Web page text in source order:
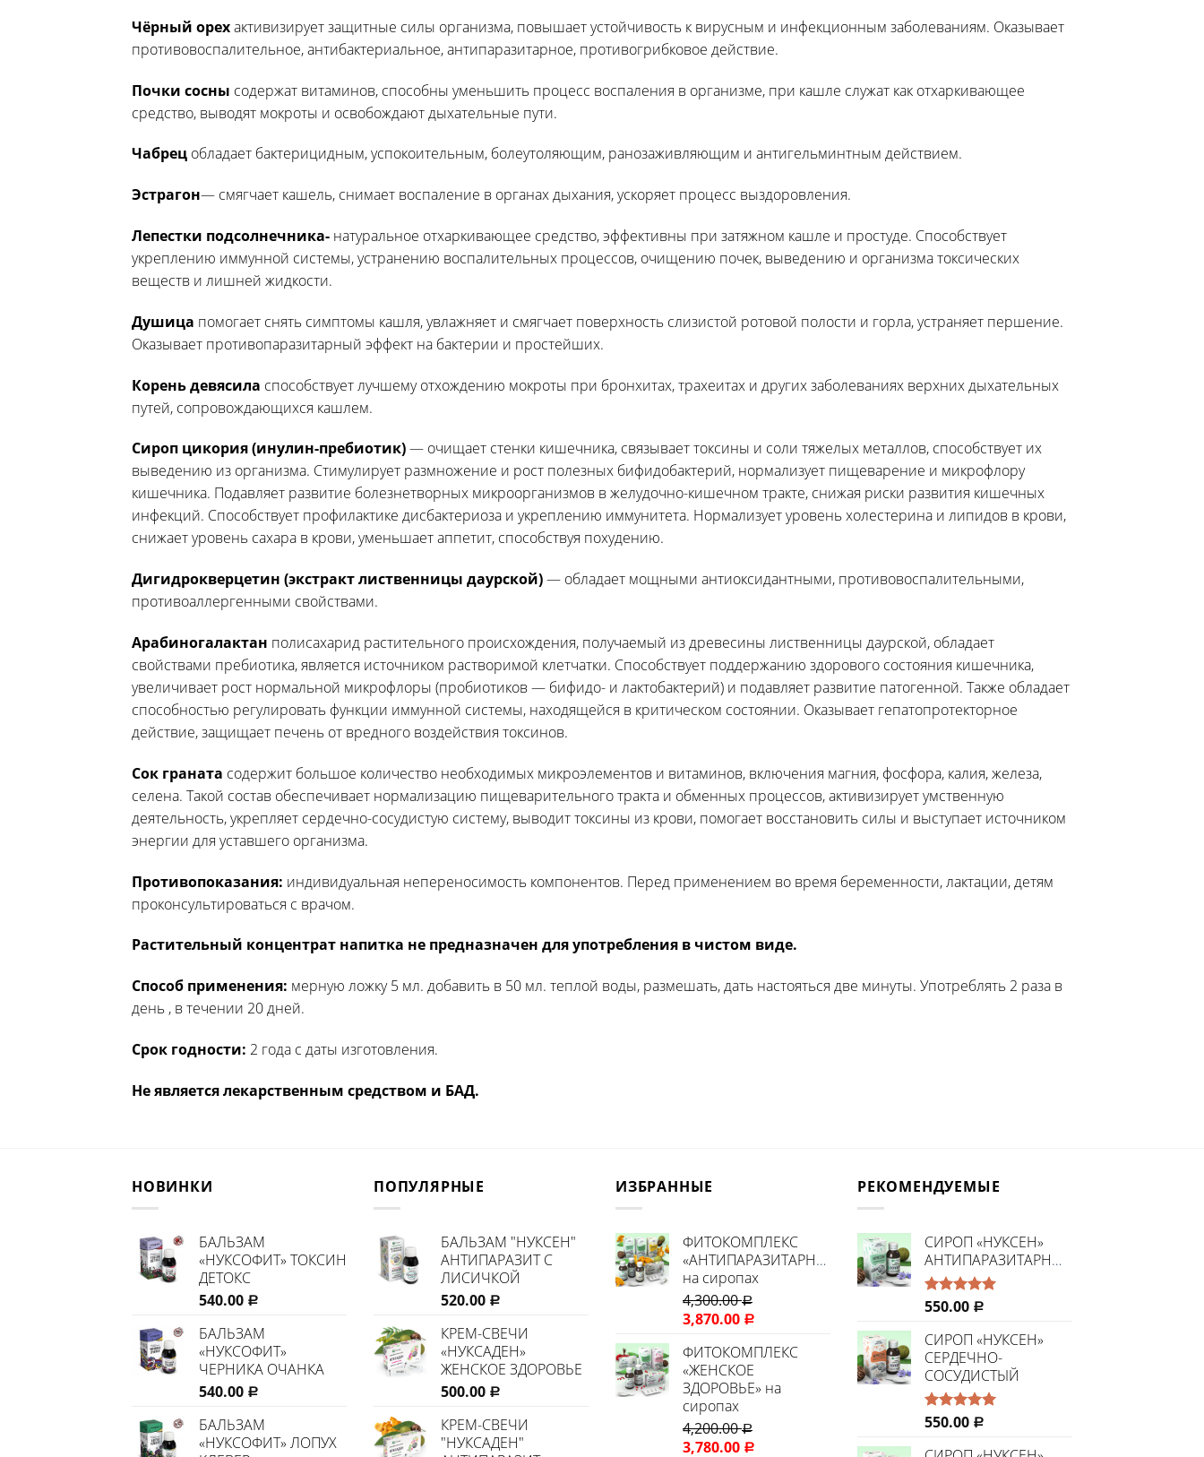
Чёрный орехактивизирует защитные силы организма, повышает устойчивость к вирусным и инфекционным заболеваниям. Оказывает
противовоспалительное, антибактериальное, антипаразитарное, противогрибковое действие.
Почки сосны содержат витаминов, способны уменьшить процесс воспаления в организме, при кашле служат как отхаркивающее
средство, выводят мокроты и освобождают дыхательные пути.
Чабрец обладает бактерицидным, успокоительным, болеутоляющим, ранозаживляющим и антигельминтным действием.
Эстрагон— смягчает кашель, снимает воспаление в органах дыхания, ускоряет процесс выздоровления.
Лепестки подсолнечника- натуральное отхаркивающее средство, эффективны при затяжном кашле и простуде. Способствует
укреплению иммунной системы, устранению воспалительных процессов, очищению почек, выведению и организма токсических
веществ и лишней жидкости.
Душица помогает снять симптомы кашля, увлажняет и смягчает поверхность слизистой ротовой полости и горла, устраняет першение.
Оказывает противопаразитарный эффект на бактерии и простейших.
Корень девясила способствует лучшему отхождению мокроты при бронхитах, трахеитах и других заболеваниях верхних дыхательных
путей, сопровождающихся кашлем.
Сироп цикория (инулин-пребиотик)— очищает стенки кишечника, связывает токсины и соли тяжелых металлов, способствует их
выведению из организма. Стимулирует размножение и рост полезных бифидобактерий, нормализует пищеварение и микрофлору
кишечника. Подавляет развитие болезнетворных микроорганизмов в желудочно-кишечном тракте, снижая риски развития кишечных
инфекций. Способствует профилактике дисбактериоза и укреплению иммунитета. Нормализует уровень холестерина и липидов в крови,
снижает уровень сахара в крови, уменьшает аппетит, способствуя похудению.
Дигидрокверцетин (экстракт лиственницы даурской)— обладает мощными антиоксидантными, противовоспалительными,
противоаллергенными свойствами.
Арабиногалактан полисахарид растительного происхождения, получаемый из древесины лиственницы даурской, обладает
свойствами пребиотика, является источником растворимой клетчатки. Способствует поддержанию здорового состояния кишечника,
увеличивает рост нормальной микрофлоры (пробиотиков — бифидо- и лактобактерий) и подавляет развитие патогенной. Также обладает
способностью регулировать функции иммунной системы, находящейся в критическом состоянии. Оказывает гепатопротекторное
действие, защищает печень от вредного воздействия токсинов.
Сок граната содержит большое количество необходимых микроэлементов и витаминов, включения магния, фосфора, калия, железа,
селена. Такой состав обеспечивает нормализацию пищеварительного тракта и обменных процессов, активизирует умственную
деятельность, укрепляет сердечно-сосудистую систему, выводит токсины из крови, помогает восстановить силы и выступает источником
энергии для уставшего организма.
Противопоказания: индивидуальная непереносимость компонентов. Перед применением во время беременности, лактации, детям
проконсультироваться с врачом.
Растительный концентрат напитка не предназначен для употребления в чистом виде.
Способ применения: мерную ложку 5 мл. добавить в 50 мл. теплой воды, размешать, дать настояться две минуты. Употреблять 2 раза в
день , в течении 20 дней.
Срок годности: 2 года с даты изготовления.
Не является лекарственным средством и БАД.
НОВИНКИ
БАЛЬЗАМ
«НУКСОФИТ» ТОКСИН
ДЕТОКС
540.00 Р
БАЛЬЗАМ
«НУКСОФИТ»
ЧЕРНИКА ОЧАНКА
540.00 Р
БАЛЬЗАМ
«НУКСОФИТ» ЛОПУХ
ПОПУЛЯРНЫЕ
БАЛЬЗАМ "НУКСЕН"
АНТИПАРАЗИТ С
ЛИСИЧКОЙ
520.00 Р
КРЕМ-СВЕЧИ
«НУКСАДЕН»
ЖЕНСКОЕ ЗДОРОВЬЕ
500.00 Р
КРЕМ-СВЕЧИ
"НУКСАДЕН"
ИЗБРАННЫЕ
ФИТОКОМПЛЕКС
«АНТИПАРАЗИТАРНЫЙ»
на сиропах
4,300.00Р
3,870.00 Р
ФИТОКОМПЛЕКС
«ЖЕНСКОЕ
ЗДОРОВЬЕ» на
сиропах
4,200.00Р
3,780.00 Р
РЕКОМЕНДУЕМЫЕ
CИРОП «НУКСЕН»
АНТИПАРАЗИТАРНЫЙ
Оценка
550.00 Р
СИРОП «НУКСЕН»
СЕРДЕЧНО-
СОСУДИСТЫЙ
Оценка
550.00 Р